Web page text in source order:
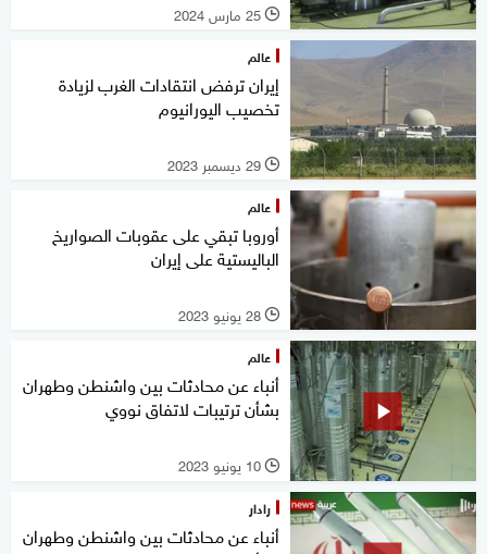
l 25 مارس 2024
عالم
إيران ترفض انتقادات الغرب لزيادة
تخصيب اليورانيوم
l 29 ديسمبر 2023
عالم
أوروبا تبقي على عقوبات الصواريخ
الباليستية على إيران
l 28 يونيو 2023
عالم
أنباء عن محادثات بين واشنطن وطهران
بشأن ترتيبات لاتفاق نووي
l 10 يونيو 2023
رادار
أنباء عن محادثات بين واشنطن وطهران